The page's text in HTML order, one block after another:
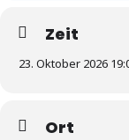
Zeit
23. Oktober 2026
Ort